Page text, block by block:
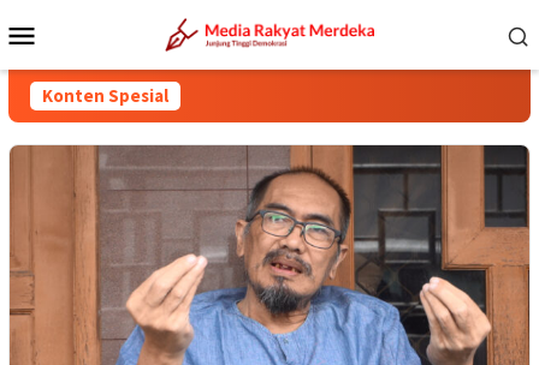
ke
Mobile
Konten Spesial